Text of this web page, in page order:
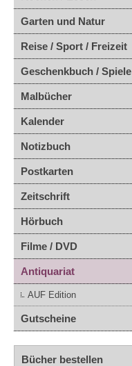
Garten und Natur
Reise / Sport / Freizeit
Geschenkbuch / Spiele
Malbücher
Kalender
Notizbuch
Postkarten
Zeitschrift
Hörbuch
Filme / DVD
Antiquariat
AUF Edition
Gutscheine
Bücher bestellen